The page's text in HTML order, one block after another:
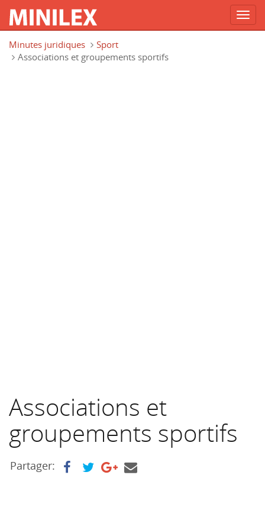
Minutes juridiques
Sport
Associations et groupements sportifs
Associations et
groupements sportifs
Partager: